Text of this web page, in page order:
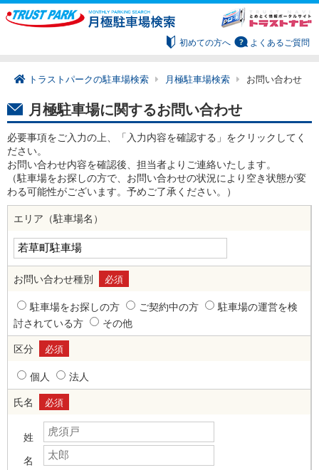
初めての方へ よくあるご質問
トラストパークの駐車場検索 月極駐車場検索 お問い合わせ
月極駐車場に関するお問い合わせ
必要事項をご入力の上、「入力内容を確認する」をクリックしてく
ださい。
お問い合わせ内容を確認後、担当者よりご連絡いたします。
（駐車場をお探しの方で、お問い合わせの状況により空き状態が変
わる可能性がございます。予めご了承ください。）
エリア（駐車場名）
お問い合わせ種別 必須
駐車場をお探しの方 ご契約中の方
駐車場の運営を検
討されている方
その他
区分
必須
個人
法人
氏名
必須
姓
名